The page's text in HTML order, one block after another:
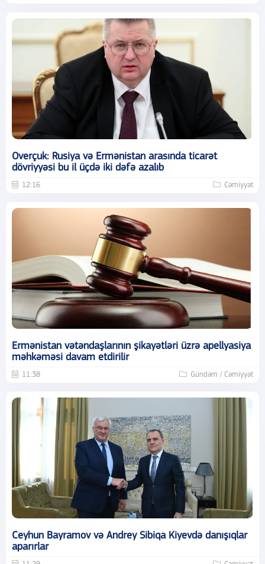
Overçuk: Rusiya və Ermənistan arasında ticarət
dövriyyəsi bu il üçdə iki dəfə azalıb
12:16 Cəmiyyət
Ermənistan vətəndaşlarının şikayətləri üzrə apellyasiya
məhkəməsi davam etdirilir
11:38 Gündəm / Cəmiyyət
Ceyhun Bayramov və Andrey Sibiqa Kiyevdə danışıqlar
aparırlar